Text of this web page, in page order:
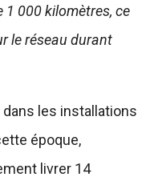
000 kilomètres, ce
le réseau durant
les installations
époque,
livrer 14